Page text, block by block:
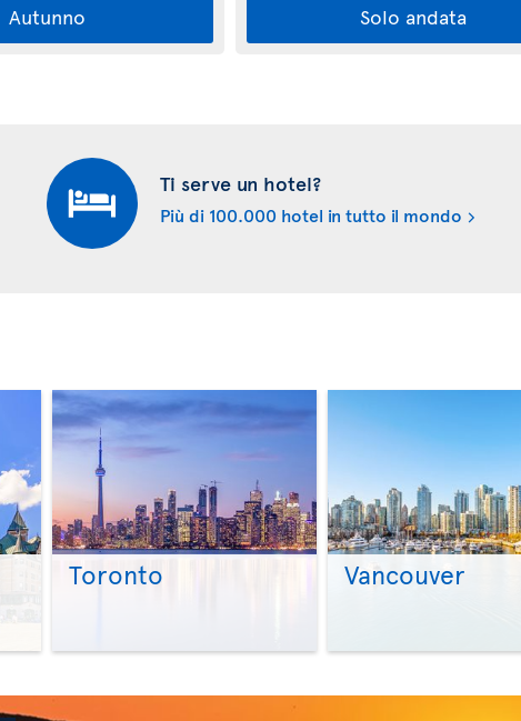
Autunno Solo andata
Ti serve un hotel?
Più di 100.000 hotel in tutto il mondo
Toronto Vancouver